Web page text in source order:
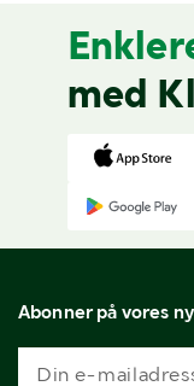
med
Abonner på vores